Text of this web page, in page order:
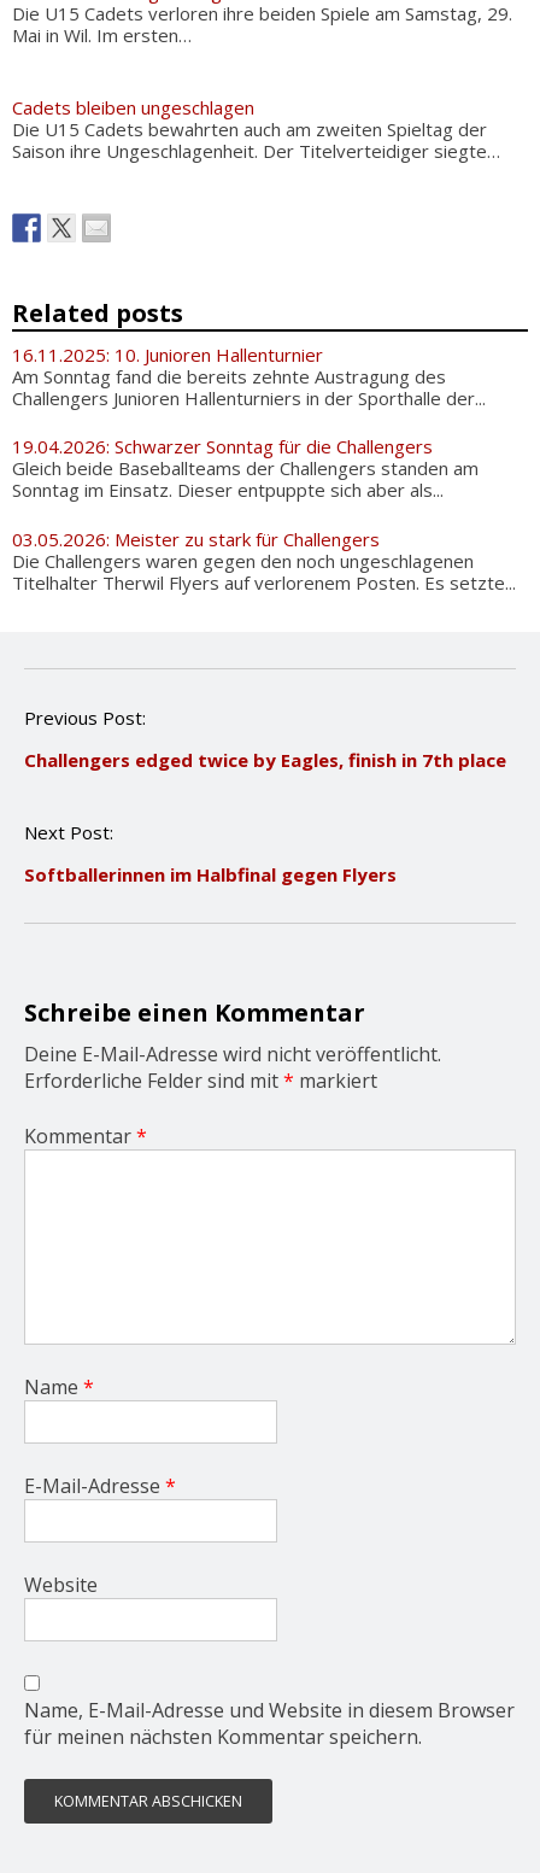
Die U15 Cadets verloren ihre beiden Spiele am Samstag, 29.
Mai in Wil. Im ersten…
Cadets bleiben ungeschlagen
Die U15 Cadets bewahrten auch am zweiten Spieltag der
Saison ihre Ungeschlagenheit. Der Titelverteidiger siegte…
Related posts
16.11.2025: 10. Junioren Hallenturnier
Am Sonntag fand die bereits zehnte Austragung des
Challengers Junioren Hallenturniers in der Sporthalle der...
19.04.2026: Schwarzer Sonntag für die Challengers
Gleich beide Baseballteams der Challengers standen am
Sonntag im Einsatz. Dieser entpuppte sich aber als...
03.05.2026: Meister zu stark für Challengers
Die Challengers waren gegen den noch ungeschlagenen
Titelhalter Therwil Flyers auf verlorenem Posten. Es setzte...
P
s
a
i
o
Previous Post:
Challengers edged twice by Eagles, finish in 7th place
Next Post:
Softballerinnen im Halbfinal gegen Flyers
Schreibe einen Kommentar
Deine E-Mail-Adresse wird nicht veröffentlicht.
Erforderliche Felder sind mit* markiert
Kommentar*
Name *
E-Mail-Adresse *
Website
Name, E-Mail-Adresse und Website in diesem Browser
für meinen nächsten Kommentar speichern.